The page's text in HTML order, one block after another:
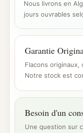
Nous livrons en
jours ouvrables
Garantie
Flacons originaux,
Notre stock est
Besoin d'un
Une question sur